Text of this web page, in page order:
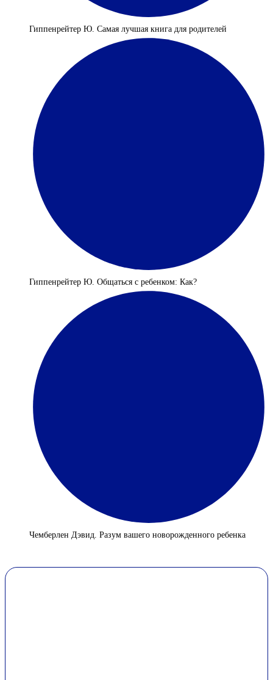
Гиппенрейтер Ю. Самая лучшая книга для родителей
Гиппенрейтер Ю. Общаться с ребенком: Как?
Чемберлен Дэвид. Разум вашего новорожденного ребенка